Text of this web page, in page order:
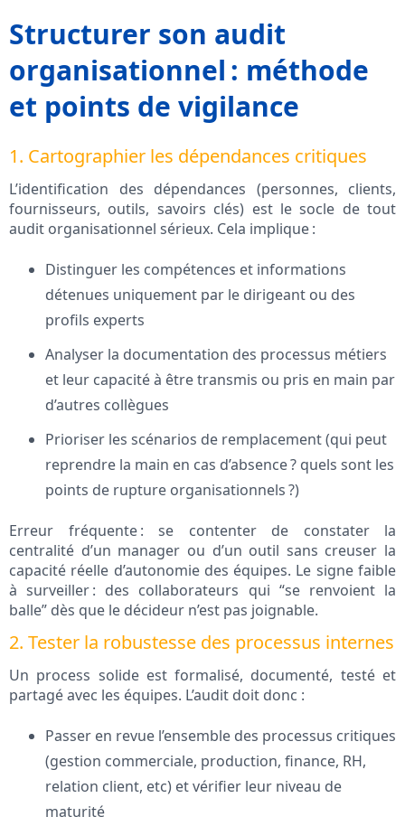
Structurer son audit
organisationnel : méthode
et points de vigilance
1. Cartographier les dépendances critiques
L’identification des dépendances (personnes, clients,
fournisseurs, outils, savoirs clés) est le socle de tout
audit organisationnel sérieux. Cela implique :
Distinguer les compétences et informations
détenues uniquement par le dirigeant ou des
profils experts
Analyser la documentation des processus métiers
et leur capacité à être transmis ou pris en main par
d’autres collègues
Prioriser les scénarios de remplacement (qui peut
reprendre la main en cas d’absence ? quels sont les
points de rupture organisationnels ?)
Erreur fréquente : se contenter de constater la
centralité d’un manager ou d’un outil sans creuser la
capacité réelle d’autonomie des équipes. Le signe faible
à surveiller : des collaborateurs qui “se renvoient la
balle” dès que le décideur n’est pas joignable.
2. Tester la robustesse des processus internes
Un process solide est formalisé, documenté, testé et
partagé avec les équipes. L’audit doit donc :
Passer en revue l’ensemble des processus critiques
(gestion commerciale, production, finance, RH,
relation client, etc) et vérifier leur niveau de
maturité